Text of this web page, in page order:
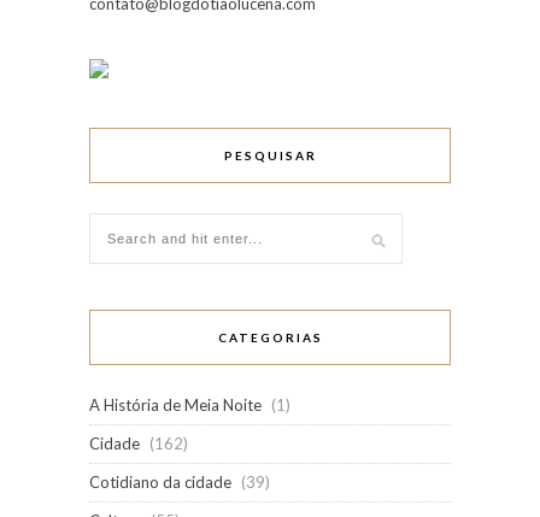
contato@blogdotiaolucena.com
PESQUISAR
CATEGORIAS
A História de Meia Noite (1)
Cidade (162)
Cotidiano da cidade (39)